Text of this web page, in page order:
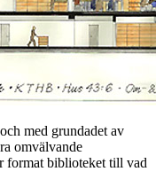
med grundadet av
omvälvande
format biblioteket till vad